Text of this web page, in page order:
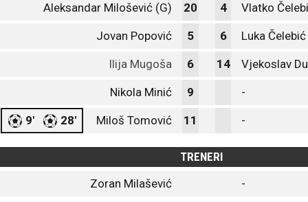
Aleksandar Milošević (G) 20 4 Vlatko
Jovan Popović 5 6 Luka Čelebić
Ilija Mugoša 6 14 Vjekoslav
Nikola Minić 9 -
9' 28' Miloš Tomović 11 -
TRENERI
Zoran Milašević
-